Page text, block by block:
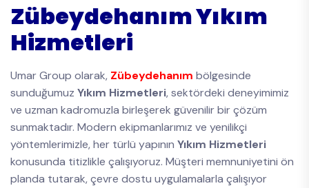
Zübeydehanım Yıkım
Hizmetleri
Umar Group olarak, Zübeydehanım bölgesinde
sunduğumuz Yıkım Hizmetleri, sektördeki deneyimimiz
ve uzman kadromuzla birleşerek güvenilir bir çözüm
sunmaktadır. Modern ekipmanlarımız ve yenilikçi
yöntemlerimizle, her türlü yapının Yıkım Hizmetleri
konusunda titizlikle çalışıyoruz. Müşteri memnuniyetini ön
planda tutarak, çevre dostu uygulamalarla çalışıyor